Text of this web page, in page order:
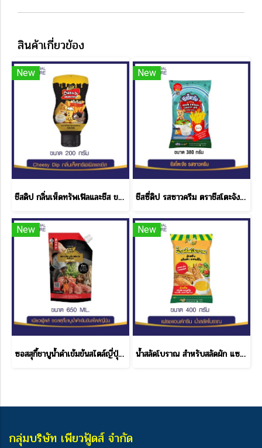
สินค้าเกี่ยวข้อง
New
ชีสดิป กลิ่นเห็ดทรัพเฟิลและชีส ขนาด 200 กรัม
New
ชีสซี่ดิป รสซาวครีม ตราชีสโตะจัง แบบถุง ขนาด 380 กรัม
New
ซอสสุกี้ชาบูน้ำดำเข้มข้นสไตล์ญี่ปุ่น 650 ML.
New
น้ำสลัดโบราณ สำหรับสลัดผัก แซนด์วิช โบราณ เฟรช & กรีน ขนาด 400 กรัม
กลุ่มบริษัท เพียวฟู้ดส์ จำกัด